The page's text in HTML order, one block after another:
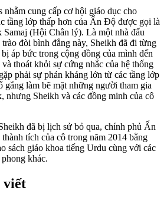
cung cấp cơ hội giáo dục cho
tầng lớp thấp hơn của Ấn Độ được gọi là
Samaj (Hội Chân lý). Là một nhà đấu
đòi bình đẳng này, Sheikh đã đi từng
áp bức trong cộng đồng của mình đến
thoát khỏi sự cứng nhắc của hệ thống
phải sự phản kháng lớn từ các tầng lớp
làm bẽ mặt những người tham gia
nhưng Sheikh và các đồng minh của cô
đã bị lịch sử bỏ qua, chính phủ Ấn
tích của cô trong năm 2014 bằng
sách giáo khoa tiếng Urdu cùng với các
khác.
viết